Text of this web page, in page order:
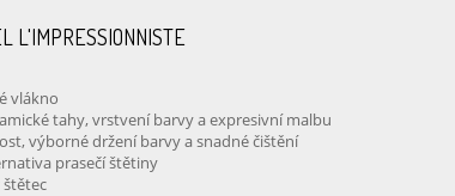
L'IMPRESSIONNISTE
vlákno
tahy, vrstvení barvy a expresivní malbu
výborné držení barvy a snadné čištění
prasečí štětiny